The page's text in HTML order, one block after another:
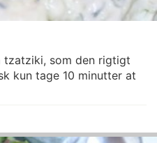
som den rigtigt
kun tage 10 minutter at